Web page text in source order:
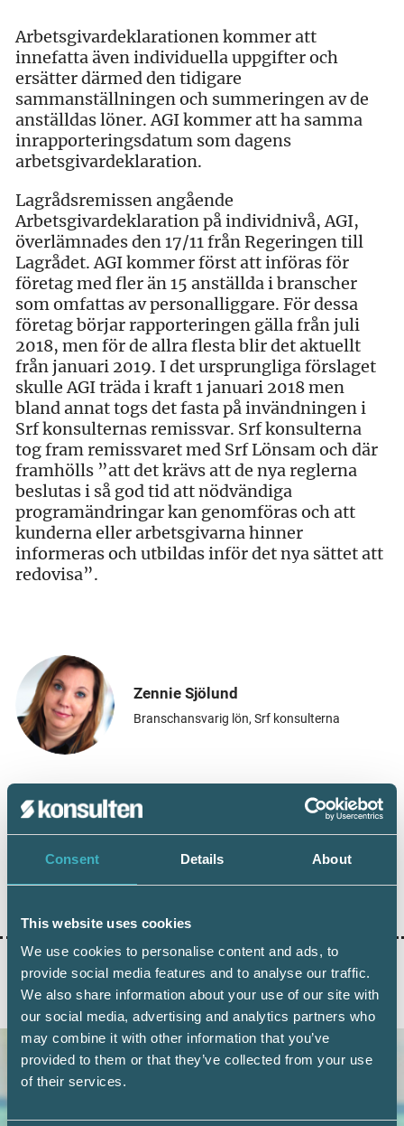
Consent Details About
This website uses cookies
We use cookies to personalise content and ads, to
provide social media features and to analyse our traffic.
We also share information about your use of our site with
our social media, advertising and analytics partners who
may combine it with other information that you’ve
provided to them or that they’ve collected from your use
of their services.
Arbetsgivardeklarationen kommer att
innefatta även individuella uppgifter och
ersätter därmed den tidigare
sammanställningen och summeringen av de
anställdas löner. AGI kommer att ha samma
inrapporteringsdatum som dagens
arbetsgivardeklaration.
Lagrådsremissen angående
Arbetsgivardeklaration på individnivå, AGI,
överlämnades den 17/11 från Regeringen till
Lagrådet. AGI kommer först att införas för
företag med fler än 15 anställda i branscher
som omfattas av personalliggare. För dessa
företag börjar rapporteringen gälla från juli
2018, men för de allra flesta blir det aktuellt
från januari 2019. I det ursprungliga förslaget
skulle AGI träda i kraft 1 januari 2018 men
bland annat togs det fasta på invändningen i
Srf konsulternas remissvar. Srf konsulterna
tog fram remissvaret med Srf Lönsam och där
framhölls ”att det krävs att de nya reglerna
beslutas i så god tid att nödvändiga
programändringar kan genomföras och att
kunderna eller arbetsgivarna hinner
informeras och utbildas inför det nya sättet att
redovisa”.
Zennie Sjölund
Branschansvarig lön, Srf konsulterna
Dela:
AKTUELLA ARTIKLAR